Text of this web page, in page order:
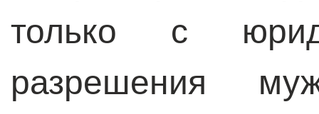
только с
разрешения